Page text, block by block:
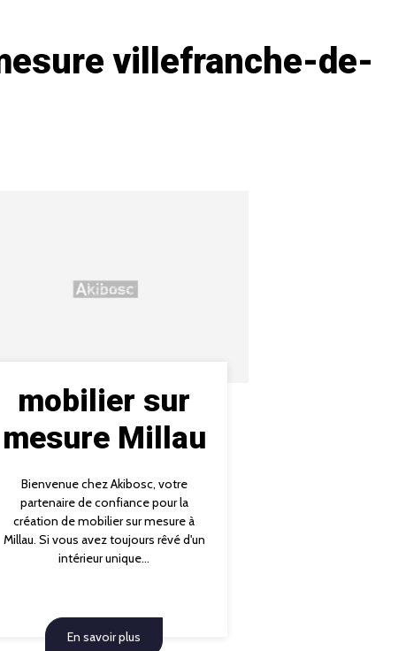
villefranche-de-
mobilier sur
mesure Millau
Bienvenue chez Akibosc, votre
partenaire de confiance pour la
création de mobilier sur mesure à
Millau. Si vous avez toujours rêvé d'un
intérieur unique...
En savoir plus